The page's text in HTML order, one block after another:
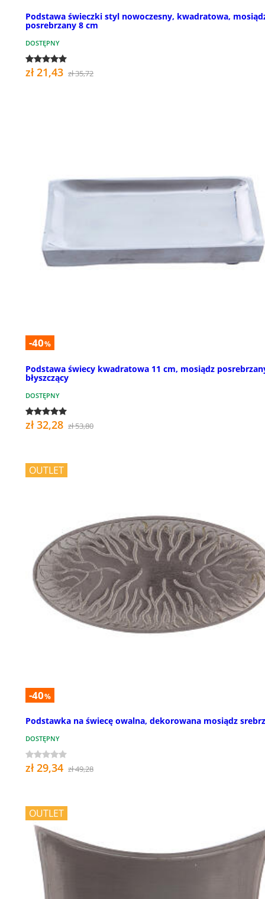
Podstawa świeczki styl nowoczesny, kwadratowa,
posrebrzany 8 cm
DOSTĘPNY
zł 21,43 zł 35,72
-40%
Podstawa świecy kwadratowa 11 cm, mosiądz
błyszczący
DOSTĘPNY
zł 32,28 zł 53,80
OUTLET
-40%
Podstawka na świecę owalna, dekorowana mosiądz
DOSTĘPNY
zł 29,34 zł 49,28
OUTLET